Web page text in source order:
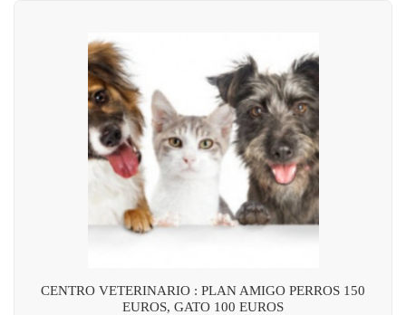
CENTRO VETERINARIO : PLAN AMIGO PERROS 150
EUROS, GATO 100 EUROS